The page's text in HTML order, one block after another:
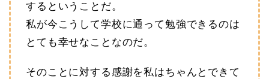
するということだ。
私が今こうして学校に通って勉強できるのは
とても幸せなことなのだ。
そのことに対する感謝を私はちゃんとできて